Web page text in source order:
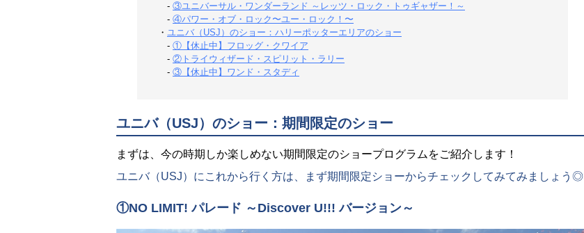
- ③ユニバーサル・ワンダーランド ～レッツ・ロック・トゥギャザー！～
- ④パワー・オブ・ロック〜ユー・ロック！〜
・ ユニバ（USJ）のショー：ハリーポッターエリアのショー
- ①【休止中】フロッグ・クワイア
- ②トライウィザード・スピリット・ラリー
- ③【休止中】ワンド・スタディ
ユニバ（USJ）のショー：期間限定のショー
まずは、今の時期しか楽しめない期間限定のショープログラムをご紹介します！
ユニバ（USJ）にこれから行く方は、まず期間限定ショーからチェックしてみてみましょう◎
①NO LIMIT! パレード ～Discover U!!! バージョン～